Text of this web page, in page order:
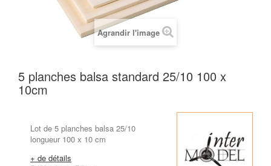
Agrandir l'image
5 planches balsa standard 25/10 100 x
10cm
Lot de 5 planches balsa 25/10
longueur 100 x 10 cm
+ de détails